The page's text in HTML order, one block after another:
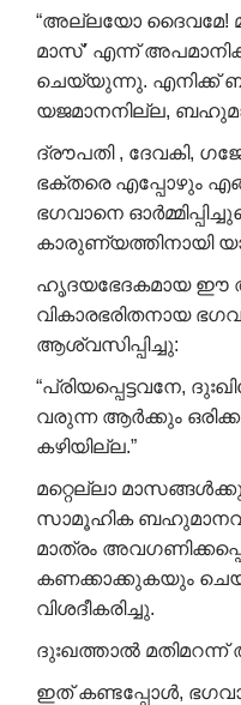
“അല്ലയോ ദൈവമേ!
മാസ്’ എന്ന്
ചെയ്യുന്നു. എനിക്ക്
യജമാനനില്ല,
ദ്രൗപതി , ദേവകി,
ഭക്തരെ എപ്പോഴും
ഭഗവാനെ
കാരുണ്യത്തിനായി
ഹൃദയഭേദകമായ ഈ
വികാരഭരിതനായ
ആശ്വസിപ്പിച്ചു:
“പ്രിയപ്പെട്ടവനേ,
വരുന്ന ആർക്കും
കഴിയില്ല.”
മറ്റെല്ലാ
സാമൂഹിക ബഹുമാനവും
മാത്രം
കണക്കാക്കുകയും
വിശദീകരിച്ചു.
ദുഃഖത്താൽ
ഇത് കണ്ടപ്പോൾ,